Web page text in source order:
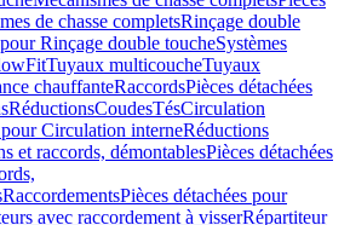
de chasse completsRinçage double
Rinçage double toucheSystèmes
Tuyaux multicoucheTuyaux
chauffanteRaccordsPièces détachées
RéductionsCoudesTésCirculation
pour Circulation interneRéductions
et raccords, démontablesPièces détachées
RaccordementsPièces détachées pour
avec raccordement à visserRépartiteur